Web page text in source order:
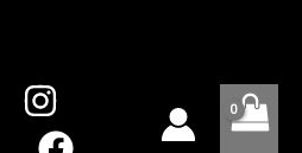
VINIL
LP